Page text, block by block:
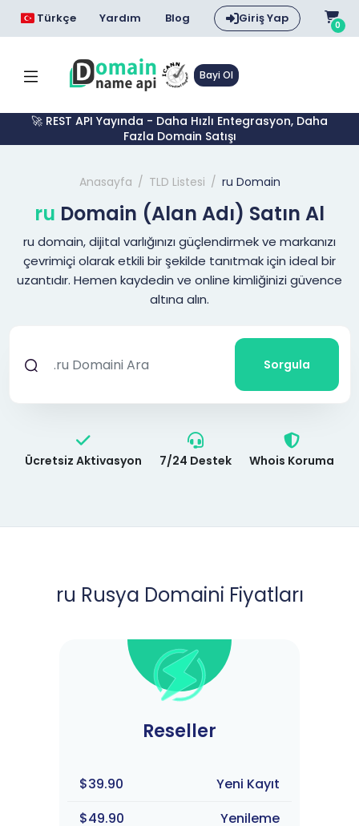
Türkçe Yardım Blog Giriş Yap 0
Bayi Ol
🚀 REST API Yayında - Daha Hızlı Entegrasyon, Daha
Fazla Domain Satışı
Anasayfa TLD Listesi ru Domain
ru Domain (Alan Adı) Satın Al
ru domain, dijital varlığınızı güçlendirmek ve markanızı
çevrimiçi olarak etkili bir şekilde tanıtmak için ideal bir
uzantıdır. Hemen kaydedin ve online kimliğinizi güvence
altına alın.
Sorgula
Ücretsiz Aktivasyon 7/24 Destek Whois Koruma
ru Rusya Domaini Fiyatları
Reseller
$39.90
Yeni Kayıt
$49.90
Yenileme